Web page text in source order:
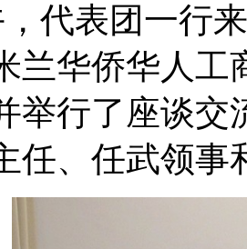
代表团一行
兰华侨华人工
举行了座谈交
任、任武领事